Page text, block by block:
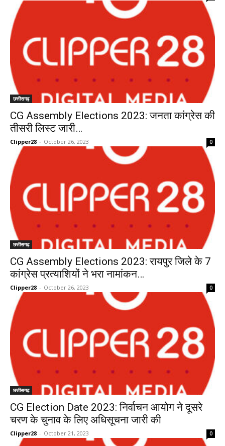
छत्तीसगढ़
CG Assembly Elections 2023: जनता कांग्रेस की
तीसरी लिस्ट जारी…
Clipper28 - October 26, 2023 0
छत्तीसगढ़
CG Assembly Elections 2023: रायपुर जिले के 7
कांग्रेस प्रत्याशियों ने भरा नामांकन…
Clipper28 - October 26, 2023 0
छत्तीसगढ़
CG Election Date 2023: निर्वाचन आयोग ने दूसरे
चरण के चुनाव के लिए अधिसूचना जारी की
Clipper28 - October 21, 2023 0